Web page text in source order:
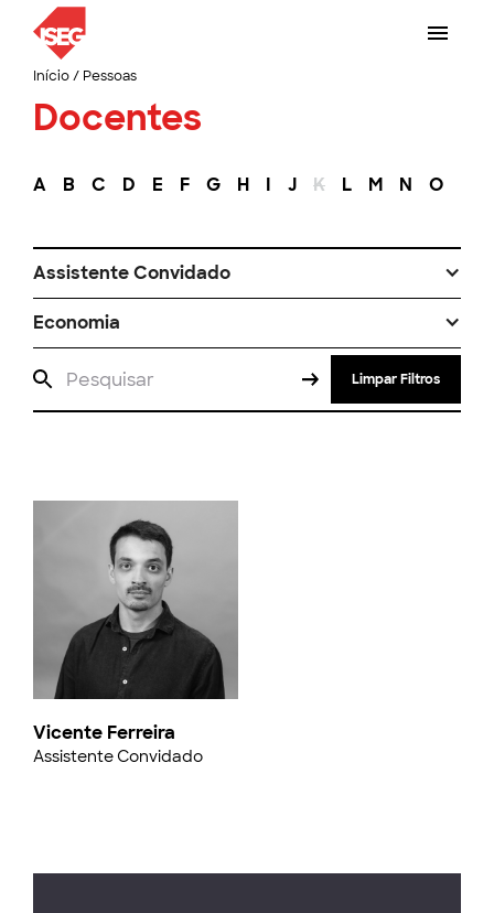
Início/ Pessoas
Docentes
A B C D E F G H I J K L M N O
Assistente Convidado
Economia
Limpar Filtros
Vicente Ferreira
Assistente Convidado